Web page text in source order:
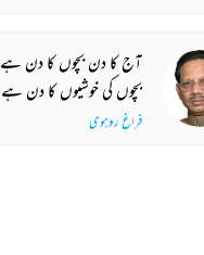
آج کا دن بچوں کا دن ہے
بچوں کی خوشیوں کا دن ہے
فراغ روہوی